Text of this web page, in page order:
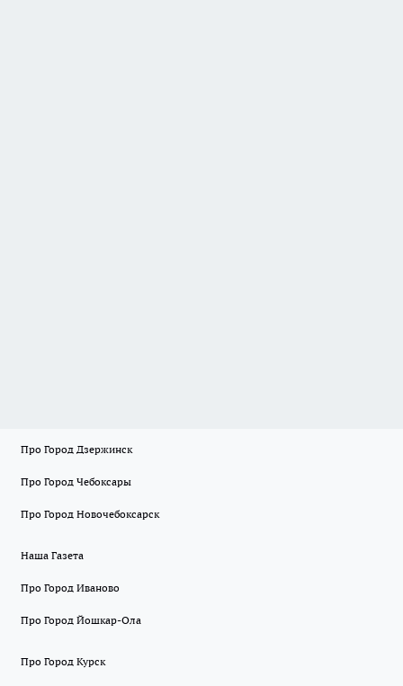
Про Город Дзержинск
Про Город Чебоксары
Про Город Новочебоксарск
Наша Газета
Про Город Иваново
Про Город Йошкар-Ола
Про Город Курск